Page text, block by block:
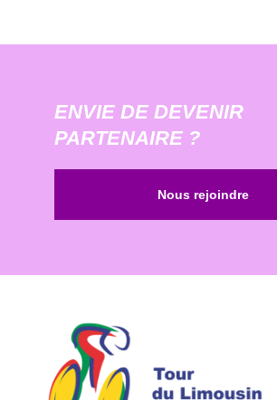
ENVIE DE DEVENIR
PARTENAIRE ?
Nous rejoindre